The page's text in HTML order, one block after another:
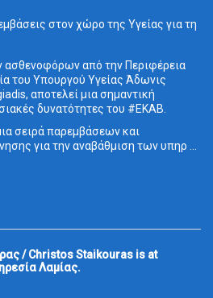
στον χώρο της Υγείας για τη
από την Περιφέρεια
του Υπουργού Υγείας Άδωνις
αποτελεί μια σημαντική
δυνατότητες του #ΕΚΑΒ.
σειρά παρεμβάσεων και
για την αναβάθμιση των υπηρ ...
/ Christos Staikouras is at
Λαμίας.